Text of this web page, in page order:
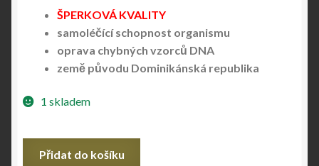
was:
1,800.00Kč.1,400.00Kč.
ŠPERKOVÁ KVALITY
samoléčící schopnost organismu
oprava chybných vzorců DNA
země původu Dominikánská republika
1 skladem
Larimar
Přidat do košíku